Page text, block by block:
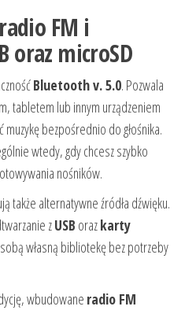
FM i
oraz microSD
Bluetooth v. 5.0. Pozwala
tabletem lub innym urządzeniem
muzykę bezpośrednio do głośnika.
wtedy, gdy chcesz szybko
nośników.
także alternatywne źródła dźwięku.
zUSB orazkarty
własną bibliotekę bez potrzeby
wbudowane radio FM